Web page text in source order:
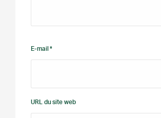
E-mail *
URL du site web